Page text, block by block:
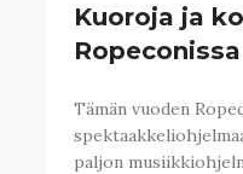
Kuoroja ja
Ropeconissa
Tämän vuoden
paljon